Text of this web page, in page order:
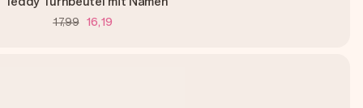
17,99 16,19